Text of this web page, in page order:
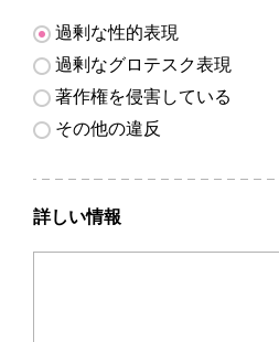
過剰な性的表現
過剰なグロテスク表現
著作権を侵害している
その他の違反
詳しい情報